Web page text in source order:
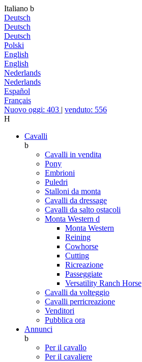
Italiano b
Deutsch
Deutsch
Deutsch
Polski
English
English
Nederlands
Nederlands
Español
Français
Nuovo oggi: 403 | venduto: 556
H
Cavalli
b
Cavalli in vendita
Pony
Embrioni
Puledri
Stalloni da monta
Cavalli da dressage
Cavalli da salto ostacoli
Monta Western d
Monta Western
Reining
Cowhorse
Cutting
Ricreazione
Passeggiate
Versatility Ranch Horse
Cavalli da volteggio
Cavalli perricreazione
Venditori
Pubblica ora
Annunci
b
Per il cavallo
Per il cavaliere